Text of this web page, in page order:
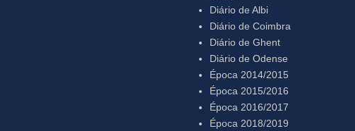
Diário de Albi
Diário de Coimbra
Diário de Ghent
Diário de Odense
Época 2014/2015
Época 2015/2016
Época 2016/2017
Época 2018/2019